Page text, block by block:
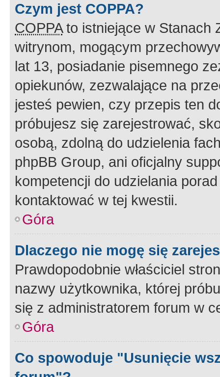
Czym jest COPPA?
COPPAto istniejące w Stanach
witrynom, mogącym
lat 13, posiadanie pisemnego
opiekunów, zezwalające na
jesteś pewien, czy przepis ten
próbujesz się zarejestrować,
osobą, zdolną do udzielenia
phpBB Group, ani oficjalny
kompetencji do udzielania
kontaktować w tej kwestii.
Góra
Dlaczego nie mogę się
Prawdopodobnie właściciel
nazwy użytkownika, której
się z administratorem forum w
Góra
Co spowoduje "Usunięcie